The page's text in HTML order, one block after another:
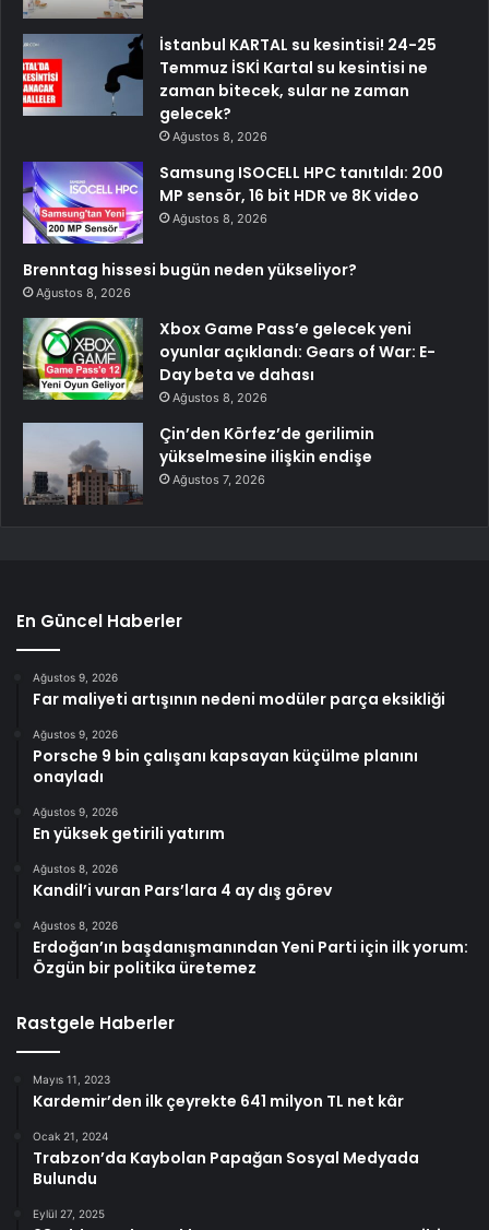
İstanbul KARTAL su kesintisi! 24-25
Temmuz İSKİ Kartal su kesintisi ne
zaman bitecek, sular ne zaman
gelecek?
Ağustos 8, 2026
Samsung ISOCELL HPC tanıtıldı: 200
MP sensör, 16 bit HDR ve 8K video
Ağustos 8, 2026
Brenntag hissesi bugün neden yükseliyor?
Ağustos 8, 2026
Xbox Game Pass’e gelecek yeni
oyunlar açıklandı: Gears of War: E-
Day beta ve dahası
Ağustos 8, 2026
Çin’den Körfez’de gerilimin
yükselmesine ilişkin endişe
Ağustos 7, 2026
En Güncel Haberler
Ağustos 9, 2026
Far maliyeti artışının nedeni modüler parça eksikliği
Ağustos 9, 2026
Porsche 9 bin çalışanı kapsayan küçülme planını
onayladı
Ağustos 9, 2026
En yüksek getirili yatırım
Ağustos 8, 2026
Kandil’i vuran Pars’lara 4 ay dış görev
Ağustos 8, 2026
Erdoğan’ın başdanışmanından Yeni Parti için ilk yorum:
Özgün bir politika üretemez
Rastgele Haberler
Mayıs 11, 2023
Kardemir’den ilk çeyrekte 641 milyon TL net kâr
Ocak 21, 2024
Trabzon’da Kaybolan Papağan Sosyal Medyada
Bulundu
Eylül 27, 2025